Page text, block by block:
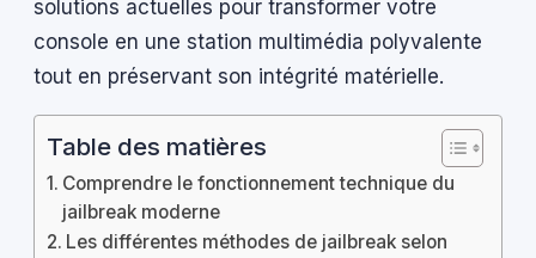
solutions actuelles pour transformer votre
console en une station multimédia polyvalente
tout en préservant son intégrité matérielle.
Table des matières
Comprendre le fonctionnement technique du
jailbreak moderne
Les différentes méthodes de jailbreak selon